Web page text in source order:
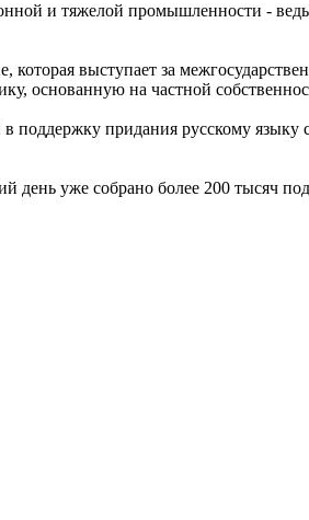
и тяжелой промышленности -
выступает за
основанную на частной
придания русскому языку
день уже собрано более 200 тысяч